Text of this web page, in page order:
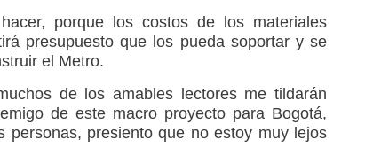
porque los costos de los materiales
presupuesto que los pueda soportar y se
el Metro.
de los amables lectores me tildarán
de este macro proyecto para Bogotá,
personas, presiento que no estoy muy lejos